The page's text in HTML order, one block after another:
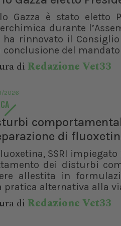
Gazza è stato eletto
durante
ha rinnovato il
conclusione del mandato
di Redazione Vet33
2026
di
SSRI
dei disturbi
allestita in
pratica alternativa alla
di Redazione Vet33